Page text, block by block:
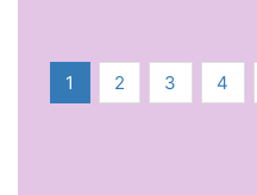
1 2 3 4